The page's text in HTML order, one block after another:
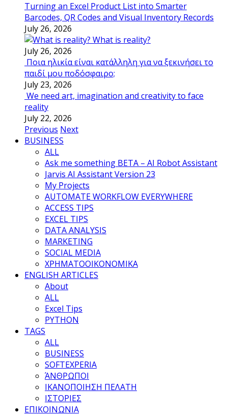
Turning an Excel Product List into Smarter
Barcodes, QR Codes and Visual Inventory Records
July 26, 2026
What is reality?
July 26, 2026
Ποια ηλικία είναι κατάλληλη για να ξεκινήσει το
παιδί μου ποδόσφαιρο;
July 23, 2026
We need art, imagination and creativity to face
reality
July 22, 2026
Previous Next
BUSINESS
ALL
Ask me something BETA – AI Robot Assistant
Jarvis AI Assistant Version 23
My Projects
AUTOMATE WORKFLOW EVERYWHERE
ACCESS TIPS
EXCEL TIPS
DATA ANALYSIS
MARKETING
SOCIAL MEDIA
ΧΡΗΜΑΤΟΟΙΚΟΝΟΜΙΚΑ
ENGLISH ARTICLES
About
ALL
Excel Tips
PYTHON
TAGS
ALL
BUSINESS
SOFTEXPERIA
ΆΝΘΡΩΠΟΙ
ΙΚΑΝΟΠΟΙΗΣΗ ΠΕΛΑΤΗ
ΙΣΤΟΡΙΕΣ
ΕΠΙΚΟΙΝΩΝΙΑ